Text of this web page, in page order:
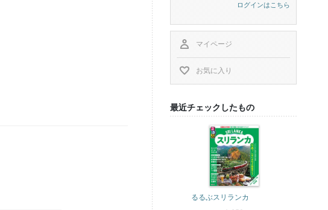
ログインはこちら
マイページ
お気に入り
最近チェックしたもの
るるぶスリランカ